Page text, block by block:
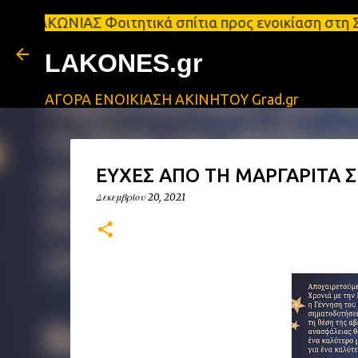
Φοιτητικά σπίτια προς ενοικίαση στη Σπάρτη
LAKONES.gr
ΑΓΟΡΑ ΕΝΟΙΚΙΑΣΗ ΑΚΙΝΗΤΟΥ Grad.gr
ΕΥΧΕΣ ΑΠΟ ΤΗ ΜΑΡΓΑΡΙΤΑ
Δεκεμβρίου 20, 2021